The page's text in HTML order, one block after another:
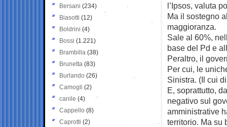
l’Ipsos, valuta
Ma il sostegno
maggioranza.
Sale al 60%,
base del Pd e
Peraltro, il
Per cui, le
Sinistra. (Il cui
E, soprattutto,
negativo sul
amministrative
territorio. Ma su
Bersani (234)
Biasotti (12)
Boldrini (4)
Bossi (1.221)
Brambilla (38)
Brunetta (83)
Burlando (26)
Camogli (2)
canile (4)
Cappello (8)
Caprotti (2)